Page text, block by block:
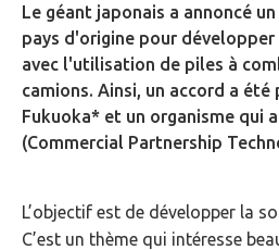
Le géant japonais a annoncé
pays d'origine pour développer
avec l'utilisation de piles à
camions. Ainsi, un accord a été
Fukuoka* et un organisme qui
(Commercial Partnership
L’objectif est de développer la
C’est un thème qui intéresse